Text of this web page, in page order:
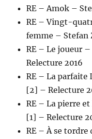
RE – Amok –
RE – Vingt-
femme – Stefan
RE – Le joueur
Relecture 2016
RE – La parfaite
[2] – Relecture
RE – La pierre
[1] – Relecture
RE – À se tordre